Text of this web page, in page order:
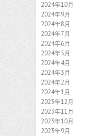
2024年10月
2024年9月
2024年8月
2024年7月
2024年6月
2024年5月
2024年4月
2024年3月
2024年2月
2024年1月
2023年12月
2023年11月
2023年10月
2023年9月